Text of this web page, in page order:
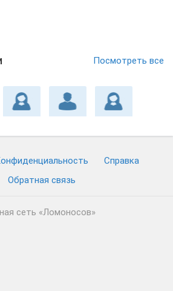
Посмотреть все
Cправка
Обратная связь
сеть «Ломоносов»